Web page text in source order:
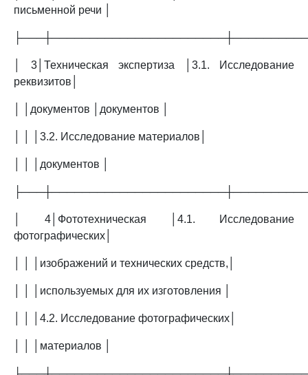
письменной речи │
│ 3│Техническая экспертиза │3.1. Исследование
реквизитов│
│ │документов │документов │
│ │ │3.2. Исследование материалов│
│ │ │документов │
│ 4│Фототехническая │4.1. Исследование
фотографических│
│ │ │изображений и технических средств,│
│ │ │используемых для их изготовления │
│ │ │4.2. Исследование фотографических│
│ │ │материалов │